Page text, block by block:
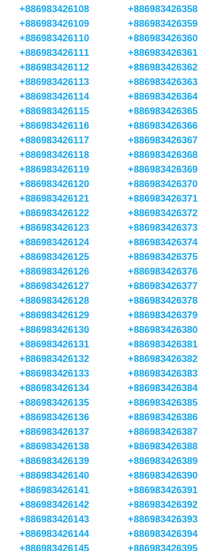
+886983426108
+886983426109
+886983426110
+886983426111
+886983426112
+886983426113
+886983426114
+886983426115
+886983426116
+886983426117
+886983426118
+886983426119
+886983426120
+886983426121
+886983426122
+886983426123
+886983426124
+886983426125
+886983426126
+886983426127
+886983426128
+886983426129
+886983426130
+886983426131
+886983426132
+886983426133
+886983426134
+886983426135
+886983426136
+886983426137
+886983426138
+886983426139
+886983426140
+886983426141
+886983426142
+886983426143
+886983426144
+886983426145
+886983426358
+886983426359
+886983426360
+886983426361
+886983426362
+886983426363
+886983426364
+886983426365
+886983426366
+886983426367
+886983426368
+886983426369
+886983426370
+886983426371
+886983426372
+886983426373
+886983426374
+886983426375
+886983426376
+886983426377
+886983426378
+886983426379
+886983426380
+886983426381
+886983426382
+886983426383
+886983426384
+886983426385
+886983426386
+886983426387
+886983426388
+886983426389
+886983426390
+886983426391
+886983426392
+886983426393
+886983426394
+886983426395